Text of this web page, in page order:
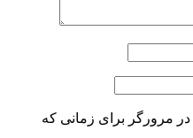
مرورگر برای زمانی که